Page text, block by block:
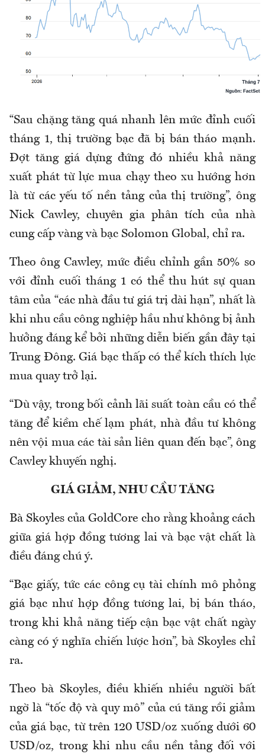
“Sau chặng tăng quá nhanh lên mức đỉnh cuối
tháng 1, thị trường bạc đã bị bán tháo mạnh.
Đợt tăng giá dựng đứng đó nhiều khả năng
xuất phát từ lực mua chạy theo xu hướng hơn
là từ các yếu tố nền tảng của thị trường”, ông
Nick Cawley, chuyên gia phân tích của nhà
cung cấp vàng và bạc Solomon Global, chỉ ra.
Theo ông Cawley, mức điều chỉnh gần 50% so
với đỉnh cuối tháng 1 có thể thu hút sự quan
tâm của “các nhà đầu tư giá trị dài hạn”, nhất là
khi nhu cầu công nghiệp hầu như không bị ảnh
hưởng đáng kể bởi những diễn biến gần đây tại
Trung Đông. Giá bạc thấp có thể kích thích lực
mua quay trở lại.
“Dù vậy, trong bối cảnh lãi suất toàn cầu có thể
tăng để kiềm chế lạm phát, nhà đầu tư không
nên vội mua các tài sản liên quan đến bạc”, ông
Cawley khuyến nghị.
GIÁ GIẢM, NHU CẦU TĂNG
Bà Skoyles của GoldCore cho rằng khoảng cách
giữa giá hợp đồng tương lai và bạc vật chất là
điều đáng chú ý.
“Bạc giấy, tức các công cụ tài chính mô phỏng
giá bạc như hợp đồng tương lai, bị bán tháo,
trong khi khả năng tiếp cận bạc vật chất ngày
càng có ý nghĩa chiến lược hơn”, bà Skoyles chỉ
ra.
Theo bà Skoyles, điều khiến nhiều người bất
ngờ là “tốc độ và quy mô” của cú tăng rồi giảm
của giá bạc, từ trên 120 USD/oz xuống dưới 60
USD/oz, trong khi nhu cầu nền tảng đối với